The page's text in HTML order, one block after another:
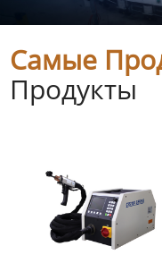
Самые
Продукты